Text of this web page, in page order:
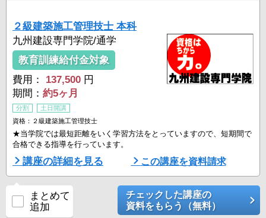
２級建築施工管理技士 本科
九州建設専門学院/通学
教育訓練給付金対象
費用：
137,500 円
期間： 約5ヶ月
分割
土日開講
資格：２級建築施工管理技士
★当学院では最短距離をいく学習方法をとっていますので、短期間で
合格できる指導を行っています。
講座の詳細を見る この講座を資料請求
まとめて
追加
チェックした講座の
資料をもらう（無料）